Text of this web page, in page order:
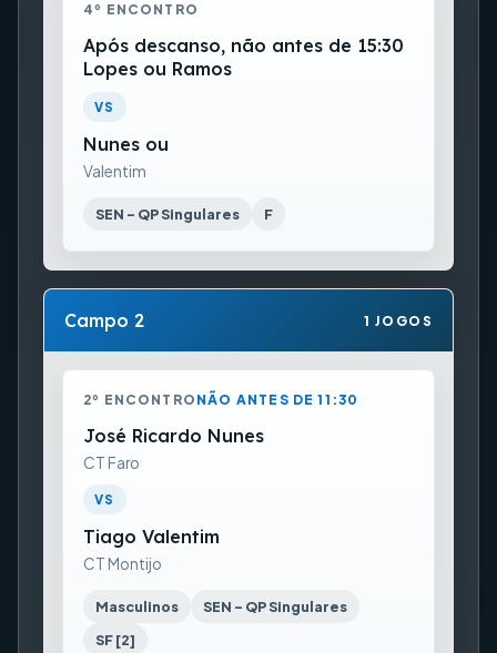
4º ENCONTRO
Após descanso, não antes de 15:30
Lopes ou Ramos
VS
Nunes ou
Valentim
SEN - QP Singulares F
Campo 2 1 JOGOS
2º ENCONTRO NÃO ANTES DE 11:30
José Ricardo Nunes
CT Faro
VS
Tiago Valentim
CT Montijo
Masculinos
SEN - QP Singulares
SF [2]